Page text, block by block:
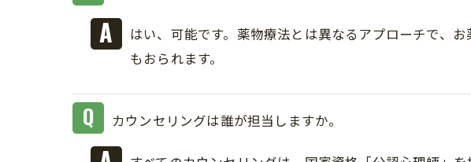
はい、可能です。薬物療法とは異なるアプローチで、
もおられます。
カウンセリングは誰が担当しますか。